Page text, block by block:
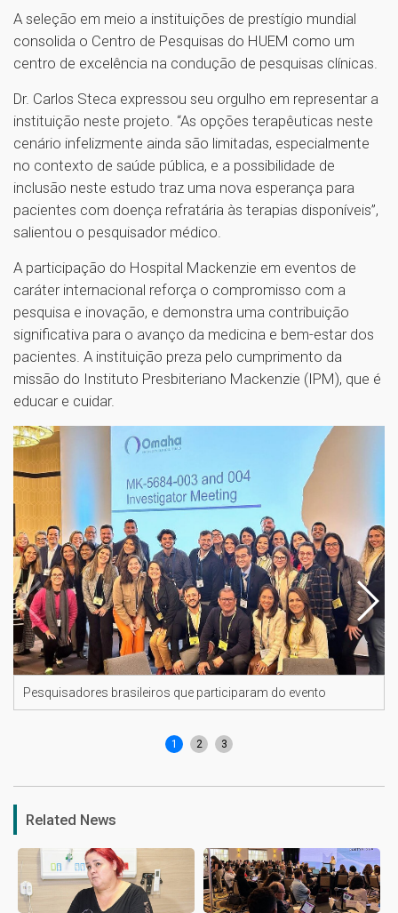
A seleção em meio a instituições de prestígio mundial
consolida o Centro de Pesquisas do HUEM como um
centro de excelência na condução de pesquisas clínicas.
Dr. Carlos Steca expressou seu orgulho em representar a
instituição neste projeto. “As opções terapêuticas neste
cenário infelizmente ainda são limitadas, especialmente
no contexto de saúde pública, e a possibilidade de
inclusão neste estudo traz uma nova esperança para
pacientes com doença refratária às terapias disponíveis”,
salientou o pesquisador médico.
A participação do Hospital Mackenzie em eventos de
caráter internacional reforça o compromisso com a
pesquisa e inovação, e demonstra uma contribuição
significativa para o avanço da medicina e bem-estar dos
pacientes. A instituição preza pelo cumprimento da
missão do Instituto Presbiteriano Mackenzie (IPM), que é
educar e cuidar.
Pesquisadores brasileiros que participaram do evento
1 2 3
Related News